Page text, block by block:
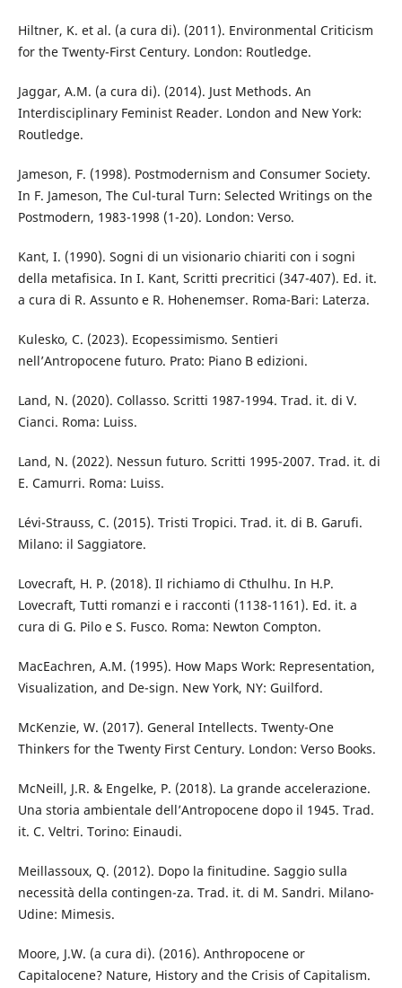
Hiltner, K. et al. (a cura di). (2011). Environmental Criticism
for the Twenty-First Century. London: Routledge.
Jaggar, A.M. (a cura di). (2014). Just Methods. An
Interdisciplinary Feminist Reader. London and New York:
Routledge.
Jameson, F. (1998). Postmodernism and Consumer Society.
In F. Jameson, The Cul-tural Turn: Selected Writings on the
Postmodern, 1983-1998 (1-20). London: Verso.
Kant, I. (1990). Sogni di un visionario chiariti con i sogni
della metafisica. In I. Kant, Scritti precritici (347-407). Ed. it.
a cura di R. Assunto e R. Hohenemser. Roma-Bari: Laterza.
Kulesko, C. (2023). Ecopessimismo. Sentieri
nell’Antropocene futuro. Prato: Piano B edizioni.
Land, N. (2020). Collasso. Scritti 1987-1994. Trad. it. di V.
Cianci. Roma: Luiss.
Land, N. (2022). Nessun futuro. Scritti 1995-2007. Trad. it. di
E. Camurri. Roma: Luiss.
Lévi-Strauss, C. (2015). Tristi Tropici. Trad. it. di B. Garufi.
Milano: il Saggiatore.
Lovecraft, H. P. (2018). Il richiamo di Cthulhu. In H.P.
Lovecraft, Tutti romanzi e i racconti (1138-1161). Ed. it. a
cura di G. Pilo e S. Fusco. Roma: Newton Compton.
MacEachren, A.M. (1995). How Maps Work: Representation,
Visualization, and De-sign. New York, NY: Guilford.
McKenzie, W. (2017). General Intellects. Twenty-One
Thinkers for the Twenty First Century. London: Verso Books.
McNeill, J.R. & Engelke, P. (2018). La grande accelerazione.
Una storia ambientale dell’Antropocene dopo il 1945. Trad.
it. C. Veltri. Torino: Einaudi.
Meillassoux, Q. (2012). Dopo la finitudine. Saggio sulla
necessità della contingen-za. Trad. it. di M. Sandri. Milano-
Udine: Mimesis.
Moore, J.W. (a cura di). (2016). Anthropocene or
Capitalocene? Nature, History and the Crisis of Capitalism.